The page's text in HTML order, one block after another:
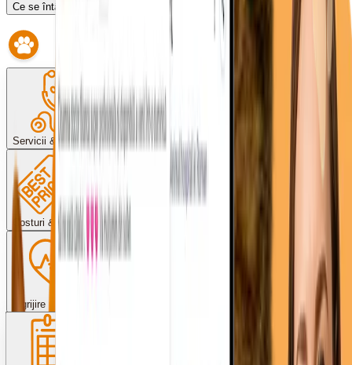
Ce se întâmplă dacă întârzii?
Servicii & proceduri
Costuri & plată
Îngrijire post-operator